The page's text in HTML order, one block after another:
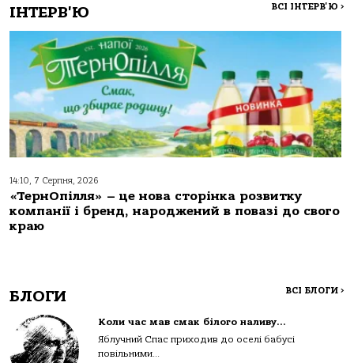
ІНТЕРВ'Ю ВСІ ІНТЕРВ'Ю >
14:10, 7 Серпня, 2026
«ТернОпілля» – це нова сторінка розвитку
компанії і бренд, народжений в повазі до свого
краю
БЛОГИ ВСІ БЛОГИ >
Коли час мав смак білого наливу…
Яблучний Спас приходив до оселі бабусі
повільними...